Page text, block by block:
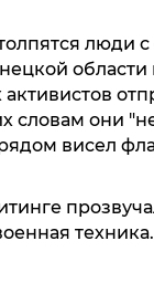
люди
словам они
висел
техника.